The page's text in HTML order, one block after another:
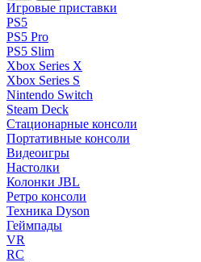
Игровые приставки
PS5
PS5 Pro
PS5 Slim
Xbox Series X
Xbox Series S
Nintendo Switch
Steam Deck
Стационарные консоли
Портативные консоли
Видеоигры
Настолки
Колонки JBL
Ретро консоли
Техника Dyson
Геймпады
VR
RC